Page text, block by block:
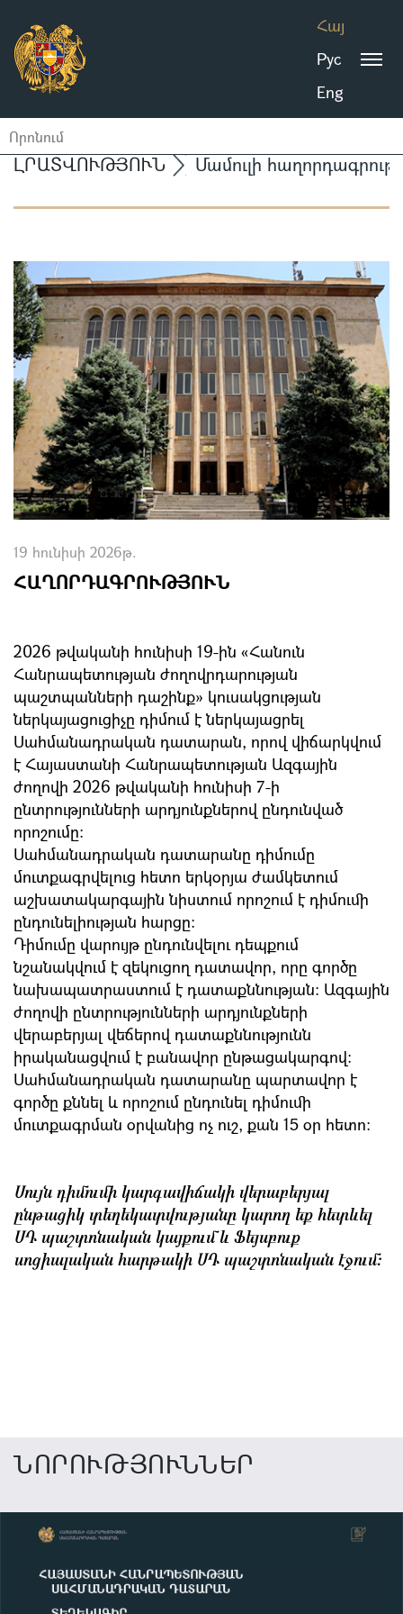
Հայ
Рус
Eng
ԼՐԱՏՎՈՒԹՅՈՒՆ Մամուլի
19 հունիսի 2026թ.
ՀԱՂՈՐԴԱԳՐՈՒԹՅՈՒՆ
2026 թվականի հունիսի 19-ին «Հանուն
Հանրապետության ժողովրդարության
պաշտպանների դաշինք» կուսակցության
ներկայացուցիչը դիմում է ներկայացրել
Սահմանադրական դատարան, որով վիճարկվում
է Հայաստանի Հանրապետության Ազգային
ժողովի 2026 թվականի հունիսի 7-ի
ընտրությունների արդյունքներով ընդունված
որոշումը:
Սահմանադրական դատարանը դիմումը
մուտքագրվելուց հետո երկօրյա ժամկետում
աշխատակարգային նիստում որոշում է դիմումի
ընդունելիության հարցը:
Դիմումը վարույթ ընդունվելու դեպքում
նշանակվում է զեկուցող դատավոր, որը գործը
նախապատրաստում է դատաքննության: Ազգային
ժողովի ընտրությունների արդյունքների
վերաբերյալ վեճերով դատաքննությունն
իրականացվում է բանավոր ընթացակարգով:
Սահմանադրական դատարանը պարտավոր է
գործը քննել և որոշում ընդունել դիմումի
մուտքագրման օրվանից ոչ ուշ, քան 15 օր հետո։
Սույն դիմումի կարգավիճակի վերաբերյալ
ընթացիկ տեղեկատվությանը կարող եք հետևել
ՍԴ պաշտոնական կայքում և Ֆեյսբուք
սոցիալական հարթակի ՍԴ պաշտոնական էջում:
ՆՈՐՈՒԹՅՈՒՆՆԵՐ